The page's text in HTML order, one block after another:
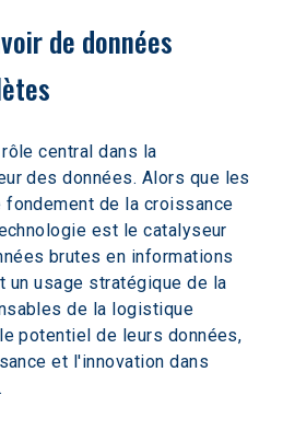
de données
central dans la
des données. Alors que les
de la croissance
est le catalyseur
brutes en informations
un usage stratégique de la
de la logistique
potentiel de leurs données,
et l'innovation dans